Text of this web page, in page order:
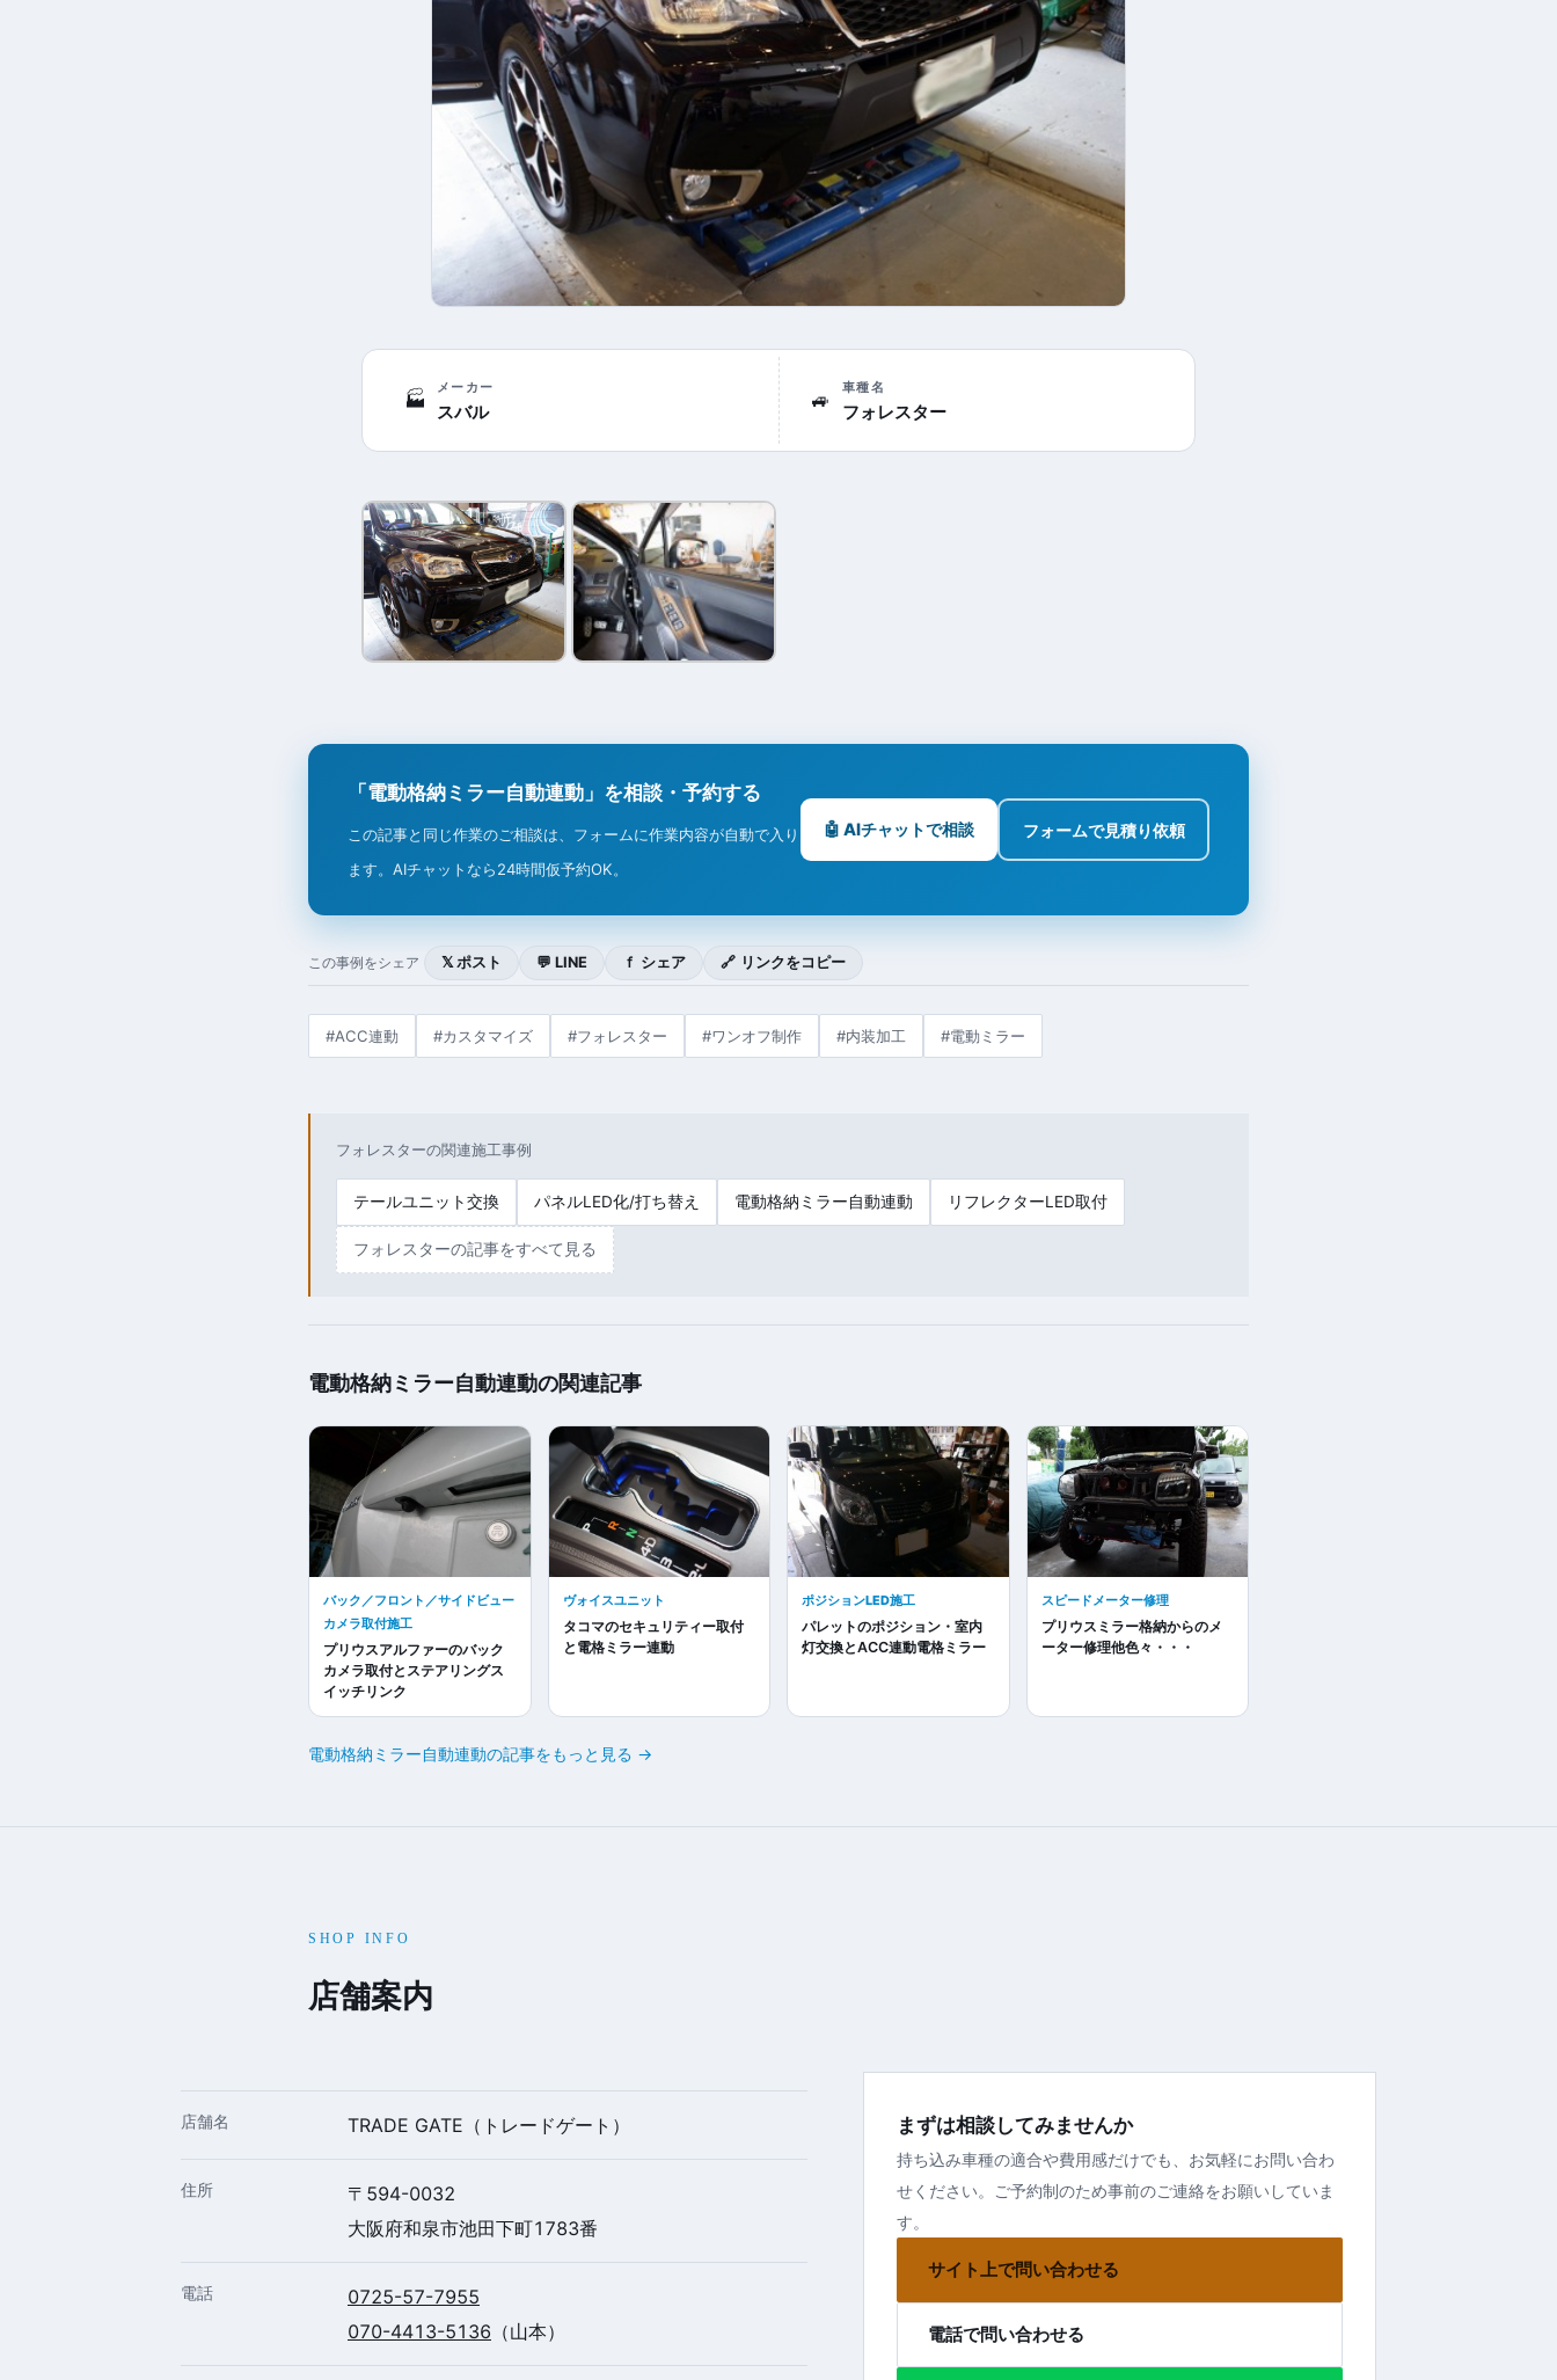
🏭
メーカー
スバル
🚙
車種名
フォレスター
「電動格納ミラー自動連動」を相談・予約する
この記事と同じ作業のご相談は、フォームに作業内容が自動で入り
ます。AIチャットなら24時間仮予約OK。
🤖 AIチャットで相談 フォームで見積り依頼
この事例をシェア 𝕏 ポスト 💬 LINE ｆ シェア 🔗 リンクをコピー
#ACC連動 #カスタマイズ #フォレスター #ワンオフ制作 #内装加工 #電動ミラー
フォレスターの関連施工事例
テールユニット交換 パネルLED化/打ち替え 電動格納ミラー自動連動 リフレクターLED取付
フォレスターの記事をすべて見る
電動格納ミラー自動連動の関連記事
バック／フロント／サイドビュー
カメラ取付施工
プリウスアルファーのバック
カメラ取付とステアリングス
イッチリンク
ヴォイスユニット
タコマのセキュリティー取付
と電格ミラー連動
ポジションLED施工
パレットのポジション・室内
灯交換とACC連動電格ミラー
スピードメーター修理
プリウスミラー格納からのメ
ーター修理他色々・・・
電動格納ミラー自動連動の記事をもっと見る →
SHOP INFO
店舗案内
店舗名 TRADE GATE（トレードゲート）
住所
〒594-0032
大阪府和泉市池田下町1783番
電話
0725-57-7955
070-4413-5136 （山本）
まずは相談してみませんか
持ち込み車種の適合や費用感だけでも、お気軽にお問い合わ
せください。ご予約制のため事前のご連絡をお願いしていま
す。
サイト上で問い合わせる
電話で問い合わせる